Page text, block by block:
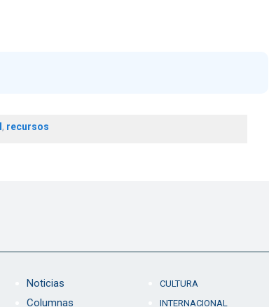
, recursos
Noticias
Columnas
CULTURA
INTERNACIONAL